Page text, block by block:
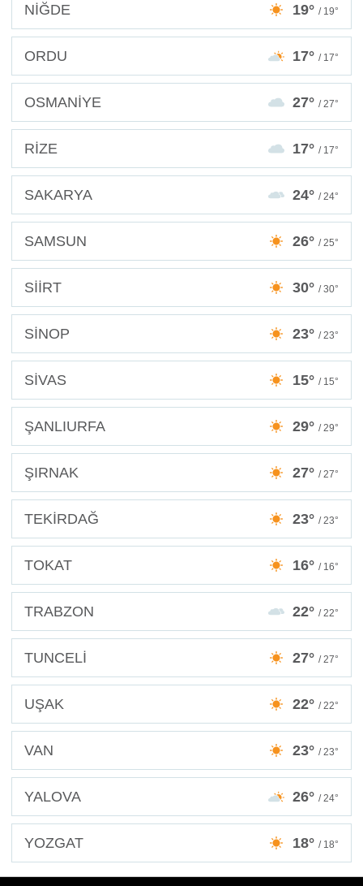
NİĞDE 19° / 19°
ORDU 17° / 17°
OSMANİYE 27° / 27°
RİZE 17° / 17°
SAKARYA 24° / 24°
SAMSUN 26° / 25°
SİİRT 30° / 30°
SİNOP 23° / 23°
SİVAS 15° / 15°
ŞANLIURFA 29° / 29°
ŞIRNAK 27° / 27°
TEKİRDAĞ 23° / 23°
TOKAT 16° / 16°
TRABZON 22° / 22°
TUNCELİ 27° / 27°
UŞAK 22° / 22°
VAN 23° / 23°
YALOVA 26° / 24°
YOZGAT 18° / 18°